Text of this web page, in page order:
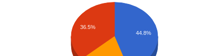
44.8%
36.5%